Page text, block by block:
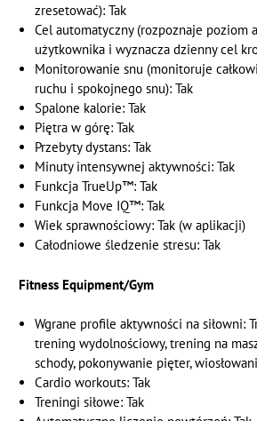
zresetować): Tak
Cel automatyczny (rozpoznaje poziom
użytkownika i wyznacza dzienny cel
Monitorowanie snu (monitoruje
ruchu i spokojnego snu): Tak
Spalone kalorie: Tak
Piętra w górę: Tak
Przebyty dystans: Tak
Minuty intensywnej aktywności: Tak
Funkcja TrueUp™: Tak
Funkcja Move IQ™: Tak
Wiek sprawnościowy: Tak (w aplikacji)
Całodniowe śledzenie stresu: Tak
Fitness Equipment/Gym
Wgrane profile aktywności na siłowni:
trening wydolnościowy, trening na
schody, pokonywanie pięter,
Cardio workouts: Tak
Treningi siłowe: Tak